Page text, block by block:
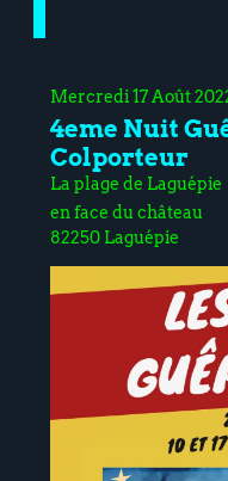
Mercredi 17 Août
4eme Nuit
Colporteur
La plage de Laguépie
en face du château
82250 Laguépie